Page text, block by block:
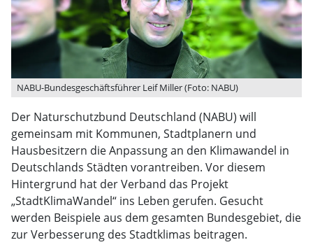
NABU-Bundesgeschäftsführer Leif Miller (Foto: NABU)
Der Naturschutzbund Deutschland (NABU) will
gemeinsam mit Kommunen, Stadtplanern und
Hausbesitzern die Anpassung an den Klimawandel in
Deutschlands Städten vorantreiben. Vor diesem
Hintergrund hat der Verband das Projekt
„StadtKlimaWandel“ ins Leben gerufen. Gesucht
werden Beispiele aus dem gesamten Bundesgebiet, die
zur Verbesserung des Stadtklimas beitragen.